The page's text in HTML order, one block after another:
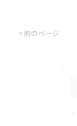
< 前のページ